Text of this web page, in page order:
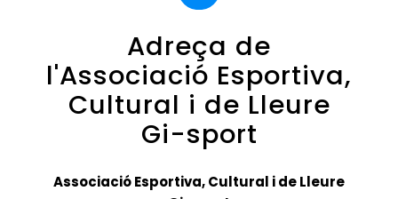
Adreça de
l'Associació Esportiva,
Cultural i de Lleure
Gi-sport
Associació Esportiva, Cultural i de Lleure